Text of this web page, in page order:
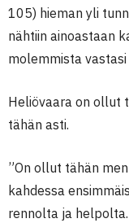
105) hieman yli
nähtiin ainoastaan
molemmista
Heliövaara on ollut
tähän asti.
”On ollut tähän
kahdessa
rennolta ja